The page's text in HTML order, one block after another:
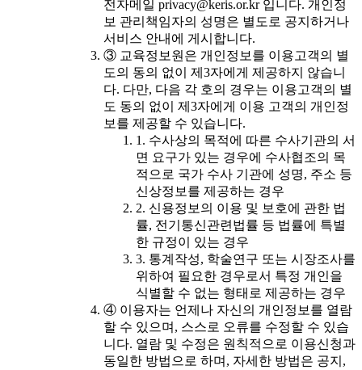
전자메일 privacy@keris.or.kr 입니다. 개인정
보 관리책임자의 성명은 별도로 공지하거나
서비스 안내에 게시합니다.
③ 교육정보원은 개인정보를 이용고객의 별
도의 동의 없이 제3자에게 제공하지 않습니
다. 다만, 다음 각 호의 경우는 이용고객의 별
도 동의 없이 제3자에게 이용 고객의 개인정
보를 제공할 수 있습니다.
1. 수사상의 목적에 따른 수사기관의 서
면 요구가 있는 경우에 수사협조의 목
적으로 국가 수사 기관에 성명, 주소 등
신상정보를 제공하는 경우
2. 신용정보의 이용 및 보호에 관한 법
률, 전기통신관련법률 등 법률에 특별
한 규정이 있는 경우
3. 통계작성, 학술연구 또는 시장조사를
위하여 필요한 경우로서 특정 개인을
식별할 수 없는 형태로 제공하는 경우
④ 이용자는 언제나 자신의 개인정보를 열람
할 수 있으며, 스스로 오류를 수정할 수 있습
니다. 열람 및 수정은 원칙적으로 이용신청과
동일한 방법으로 하며, 자세한 방법은 공지,